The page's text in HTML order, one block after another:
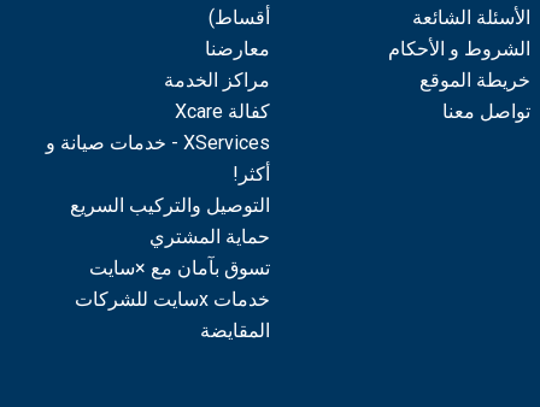
الأسئلة الشائعة
الشروط و الأحكام
خريطة الموقع
تواصل معنا
أقساط)
معارضنا
مراكز الخدمة
كفالة Xcare
XServices - خدمات صيانة و
أكثر!
التوصيل والتركيب السريع
حماية المشتري
تسوق بآمان مع ×سايت
خدمات xسايت للشركات
المقايضة